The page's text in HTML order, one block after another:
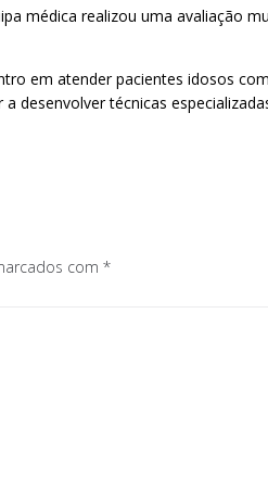
médica realizou uma avaliação
em atender pacientes idosos
desenvolver técnicas
com *